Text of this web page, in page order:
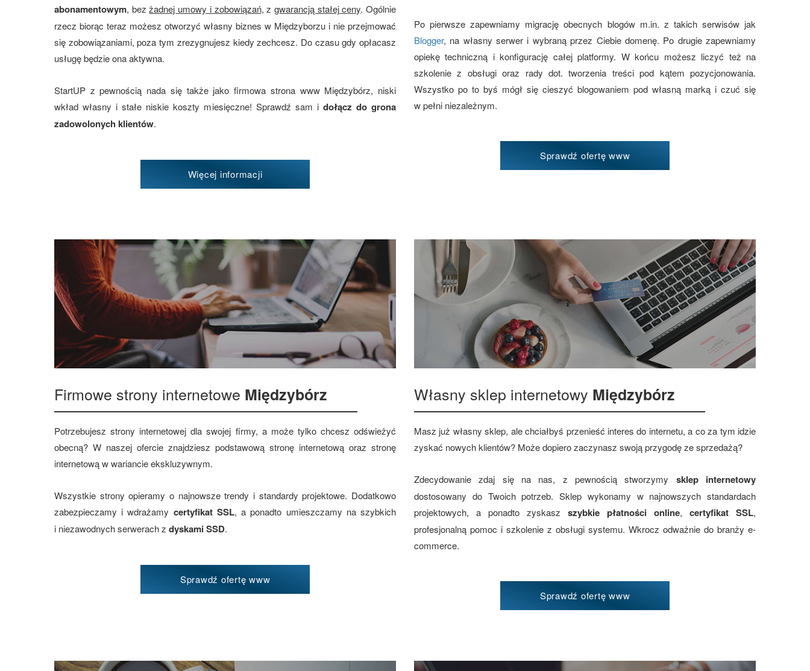
abonamentowym, bezżadnej umowy i zobowiązań, z gwarancją stałej ceny. Ogólnie
rzecz biorąc teraz możesz otworzyć własny biznes w Międzyborzu i nie przejmować
się zobowiązaniami, poza tym zrezygnujesz kiedy zechcesz. Do czasu gdy opłacasz
usługę będzie ona aktywna.
StartUP z pewnością nada się także jako firmowa strona www Międzybórz, niski
wkład własny i stałe niskie koszty miesięczne! Sprawdź sam i dołącz do grona
zadowolonych klientów.
Więcej informacji
Po pierwsze zapewniamy migrację obecnych blogów m.in. z takich serwisów jak
Blogger, na własny serwer i wybraną przez Ciebie domenę. Po drugie zapewniamy
opiekę techniczną i konfigurację całej platformy. W końcu możesz liczyć też na
szkolenie z obsługi oraz rady dot. tworzenia treści pod kątem pozycjonowania.
Wszystko po to byś mógł się cieszyć blogowaniem pod własną marką i czuć się
w pełni niezależnym.
Sprawdź ofertę www
Firmowe strony internetowe Międzybórz
Potrzebujesz strony internetowej dla swojej firmy, a może tylko chcesz odświeżyć
obecną? W naszej ofercie znajdziesz podstawową stronę internetową oraz stronę
internetową w wariancie ekskluzywnym.
Wszystkie strony opieramy o najnowsze trendy i standardy projektowe. Dodatkowo
zabezpieczamy i wdrażamy certyfikat SSL, a ponadto umieszczamy na szybkich
i niezawodnych serwerach z dyskami SSD.
Sprawdź ofertę www
Własny sklep internetowy Międzybórz
Masz już własny sklep, ale chciałbyś przenieść interes do internetu, a co za tym idzie
zyskać nowych klientów? Może dopiero zaczynasz swoją przygodę ze sprzedażą?
Zdecydowanie zdaj się na nas, z pewnością stworzymy sklep internetowy
dostosowany do Twoich potrzeb. Sklep wykonamy w najnowszych standardach
projektowych, a ponadto zyskasz szybkie płatności online, certyfikat SSL,
profesjonalną pomoc i szkolenie z obsługi systemu. Wkrocz odważnie do branży e-
commerce.
Sprawdź ofertę www